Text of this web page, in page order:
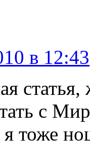
в 12:43
статья,
с
тоже